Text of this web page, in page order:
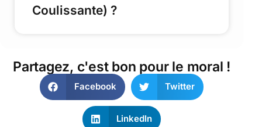
Coulissante) ?
Partagez, c'est bon pour le moral !
Facebook Twitter
LinkedIn